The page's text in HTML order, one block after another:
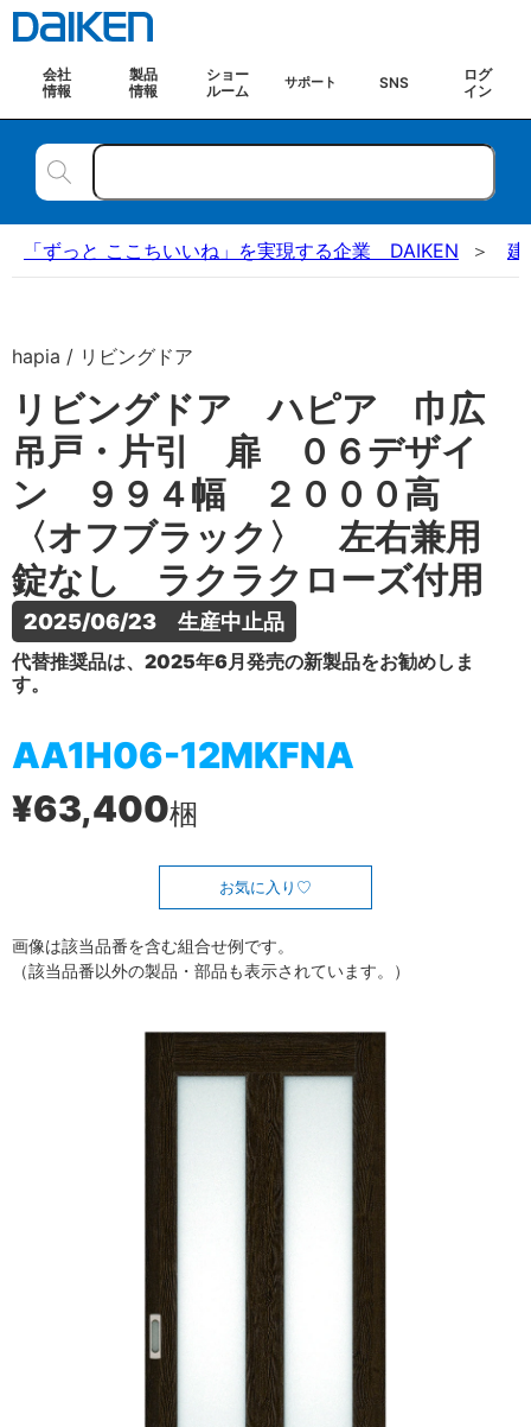
会社
情報
製品
情報
ショー
ルーム
サポート SNS
ログ
イン
「ずっと ここちいいね」を実現する企業 DAIKEN 建
hapia / リビングドア
リビングドア ハピア 巾広
吊戸・片引 扉 ０６デザイ
ン ９９４幅 ２０００高
〈オフブラック〉 左右兼用
錠なし ラクラクローズ付用
2025/06/23　生産中止品
代替推奨品は、2025年6月発売の新製品をお勧めしま
す。
AA1H06-12MKFNA
¥63,400梱
お気に入り
画像は該当品番を含む組合せ例です。
（該当品番以外の製品・部品も表示されています。）